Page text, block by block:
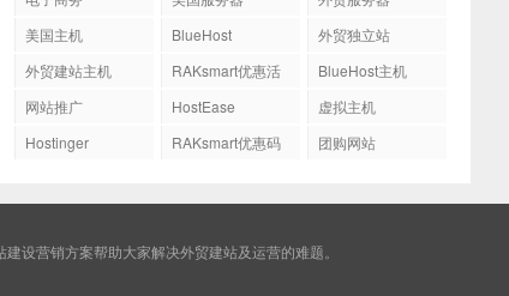
美国主机
BlueHost
外贸独立站
外贸建站主机
RAKsmart优惠活
BlueHost主机
网站推广
HostEase
虚拟主机
Hostinger
RAKsmart优惠码 团购网站
设营销方案帮助大家解决外贸建站及运营的难题。